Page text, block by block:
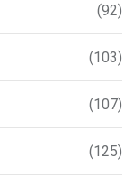
(92)
(103)
(107)
(125)